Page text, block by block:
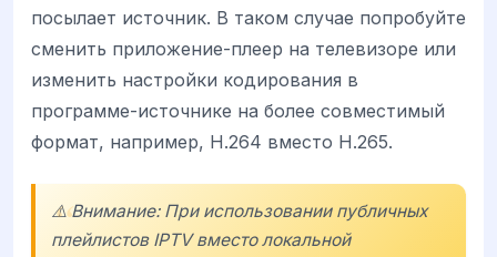
посылает источник. В таком случае попробуйте
сменить приложение-плеер на телевизоре или
изменить настройки кодирования в
программе-источнике на более совместимый
формат, например, H.264 вместо H.265.
⚠️ Внимание: При использовании публичных
плейлистов IPTV вместо локальной